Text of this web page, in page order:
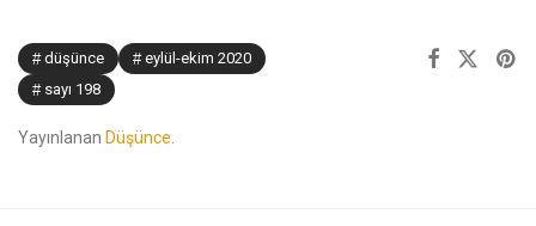
düşünce
eylül-ekim 2020
sayı 198
Yayınlanan Düşünce.